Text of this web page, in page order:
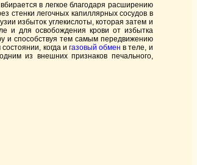
в легкое благодаря расширению
стенки легочных капиллярных сосудов в
избыток углекислоты, которая затем и
и для освобождения крови от избытка
и способствуя тем самым передвижению
когда и газовый обмен в теле, и
из внешних признаков печального,